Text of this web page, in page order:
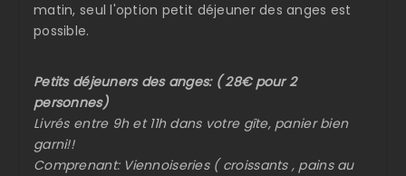
matin, seul l'option petit déjeuner des anges est
possible.
Petits déjeuners des anges: ( 28€ pour 2
personnes)
Livrés entre 9h et 11h dans votre gîte, panier bien
garni!!
Comprenant: Viennoiseries ( croissants , pains au